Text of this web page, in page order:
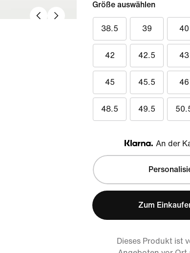
Größe auswählen
38.5 39 40
42 42.5 43
45 45.5 46
48.5 49.5
Klarna
An der
Zum
Dieses Produkt ist